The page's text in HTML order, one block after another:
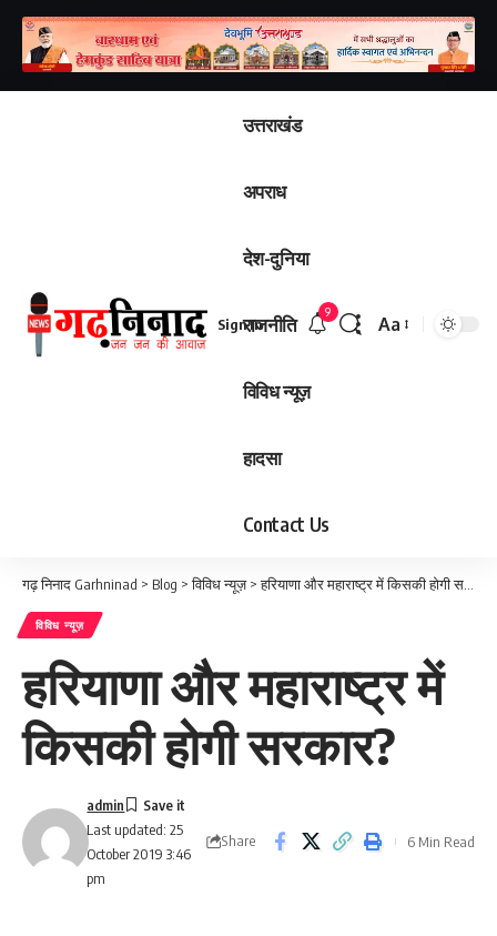
उत्तराखंड
अपराध
देश-दुनिया
राजनीति
विविध न्यूज़
हादसा
Contact Us
Sign In
9
Aa
गढ़ निनाद Garhninad > Blog >विविध न्यूज़>हरियाणा और महाराष्ट्र में किसकी होगी सरकार?
विविध न्यूज़
हरियाणा और महाराष्ट्र में
किसकी होगी सरकार?
Last updated: 25
October 2019 3:46
pm
admin
Share 6 Min Read